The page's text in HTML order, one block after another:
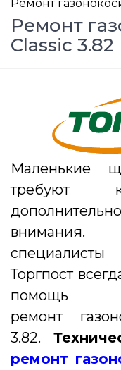
Ремонт
Ремонт
Classic 3.82
Маленькие
требуют
внимания.
Торгпост
ремонт
3.82.
ремонт